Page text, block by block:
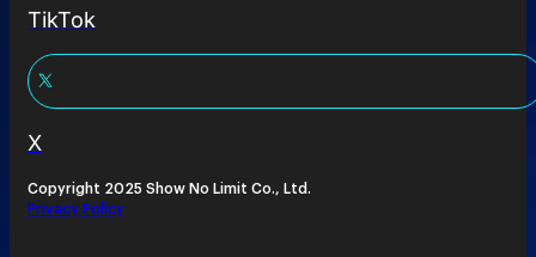
TikTok
X
Copyright 2025 Show No Limit Co., Ltd.
Privacy Policy